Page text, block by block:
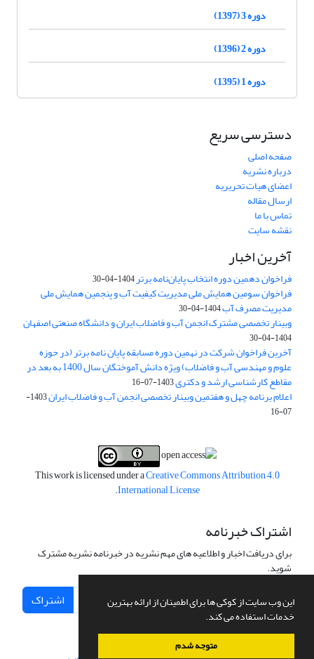
این وب سایت از کوکی ها برای اطمینان از ارائه بهترین
خدمات استفاده می کند.
متوجه شدم
دوره 3 (1397)
دوره 2 (1396)
دوره 1 (1395)
دسترسی سریع
صفحه اصلی
درباره نشریه
اعضای هیات تحریریه
ارسال مقاله
تماس با ما
نقشه سایت
آخرین اخبار
فراخوان دهمین دوره انتخاب پایان‌نامه برتر1404-04-30
فراخوان سومین همایش ملی مدیریت کیفیت آب و پنجمین همایش ملی
مدیریت مصرف آب1404-04-30
وبینار تخصصی مشترک انجمن آب و فاضلاب ایران و دانشگاه صنعتی اصفهان
1404-04-30
آخرین فراخوان شرکت در نهمین دوره مسابقه پایان نامه برتر (در حوزه
علوم و مهندسی آب و فاضلاب) ویژه دانش آموختگان سال 1400 به بعد در
مقاطع کارشناسی ارشد و دکتری1403-07-16
اعلام برنامه چهل و هفتمین وبینار تخصصی انجمن آب و فاضلاب ایران
1403-
07-16
This work is licensed under aCreative Commons Attribution 4.0
International License
.
اشتراک خبرنامه
برای دریافت اخبار و اطلاعیه های مهم نشریه در خبرنامه نشریه مشترک
شوید.
اشتراک